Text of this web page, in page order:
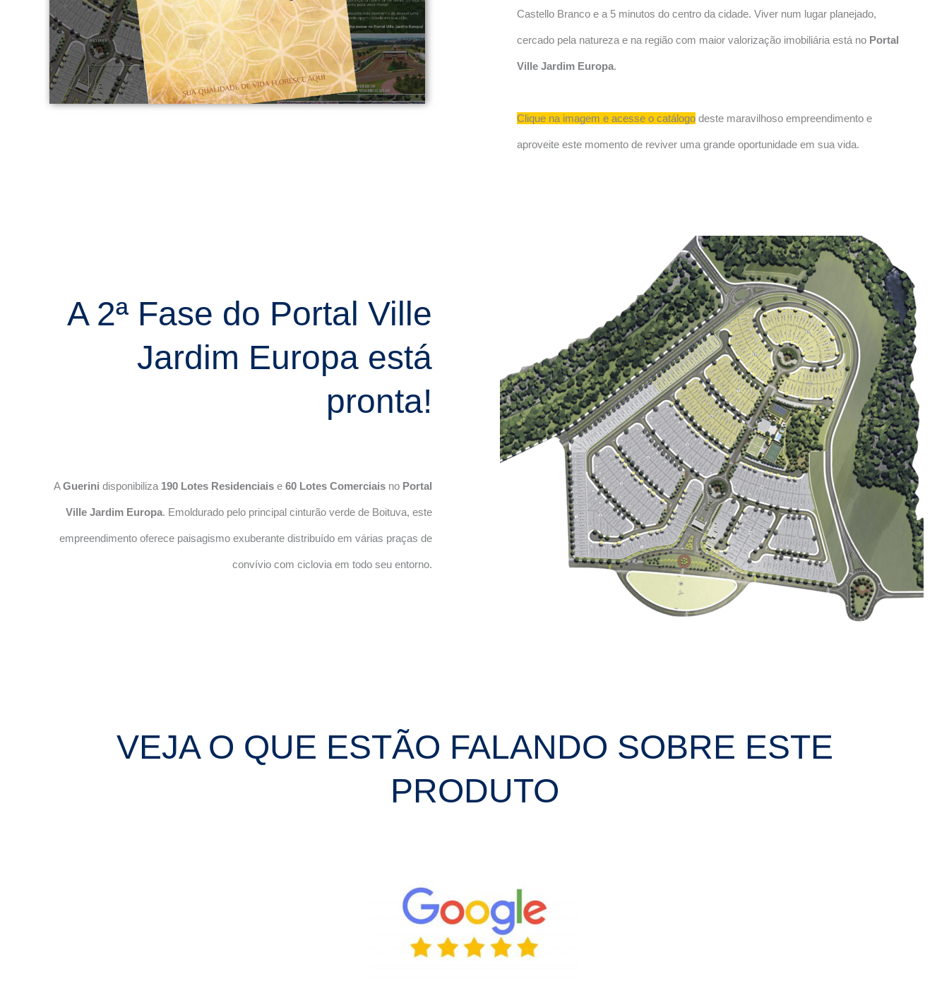
Castello Branco e a 5 minutos do centro da cidade. Viver num lugar planejado,
cercado pela natureza e na região com maior valorização imobiliária está no Portal
Ville Jardim Europa.
Clique na imagem e acesse o catálogo deste maravilhoso empreendimento e
aproveite este momento de reviver uma grande oportunidade em sua vida.
A 2ª Fase do Portal Ville
Jardim Europa está
pronta!
AGuerini disponibiliza 190 Lotes Residenciais e 60 Lotes Comerciais no Portal
Ville Jardim Europa. Emoldurado pelo principal cinturão verde de Boituva, este
empreendimento oferece paisagismo exuberante distribuído em várias praças de
convívio com ciclovia em todo seu entorno.
VEJA O QUE ESTÃO FALANDO SOBRE ESTE
PRODUTO